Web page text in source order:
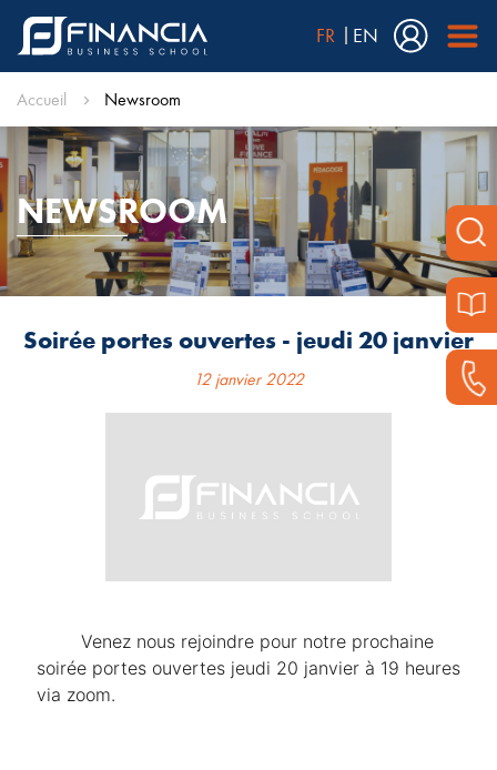
FR EN
Accueil Newsroom
NEWSROOM
Soirée portes ouvertes - jeudi 20 janvier
12 janvier 2022
soirée portes ouvertes jeudi 20 janvier à 19 heures
via zoom.